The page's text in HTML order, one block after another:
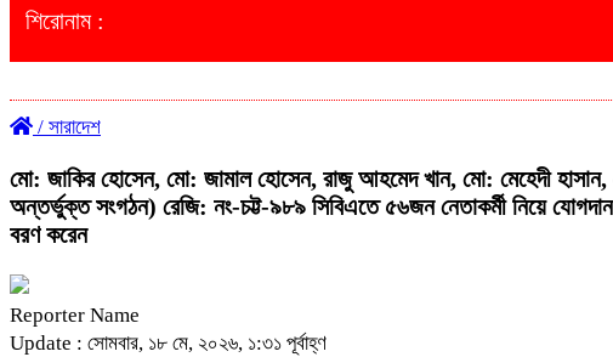
শিরোনাম :
/ সারাদেশ
মো: জাকির হোসেন, মো: জামাল হোসেন, রাজু আহমেদ খান, মো: মেহেদী হাসান,
অন্তর্ভুক্ত সংগঠন) রেজি: নং-চট্ট-৯৮৯ সিবিএতে ৫৬জন নেতাকর্মী নিয়ে
বরণ করেন
Reporter Name
Update : সোমবার, ১৮ মে, ২০২৬, ১:৩১ পূর্বাহ্ণ